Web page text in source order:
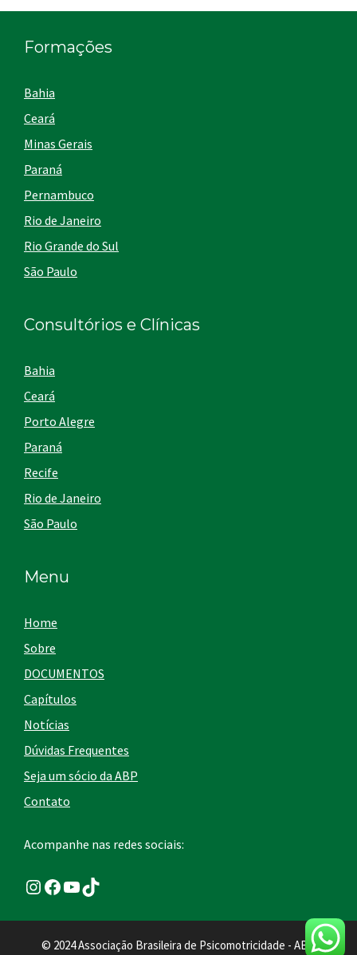
Formações
Bahia
Ceará
Minas Gerais
Paraná
Pernambuco
Rio de Janeiro
Rio Grande do Sul
São Paulo
Consultórios e Clínicas
Bahia
Ceará
Porto Alegre
Paraná
Recife
Rio de Janeiro
São Paulo
Menu
Home
Sobre
DOCUMENTOS
Capítulos
Notícias
Dúvidas Frequentes
Seja um sócio da ABP
Contato
Acompanhe nas redes sociais:
Instagram
Facebook
Youtube
TikTok
© 2024 Associação Brasileira de Psicomotricidade - ABP